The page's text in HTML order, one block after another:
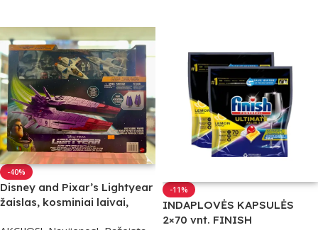
-40%
Disney and Pixar’s Lightyear
žaislas, kosminiai laivai,
-11%
INDAPLOVĖS KAPSULĖS
2×70 vnt. FINISH